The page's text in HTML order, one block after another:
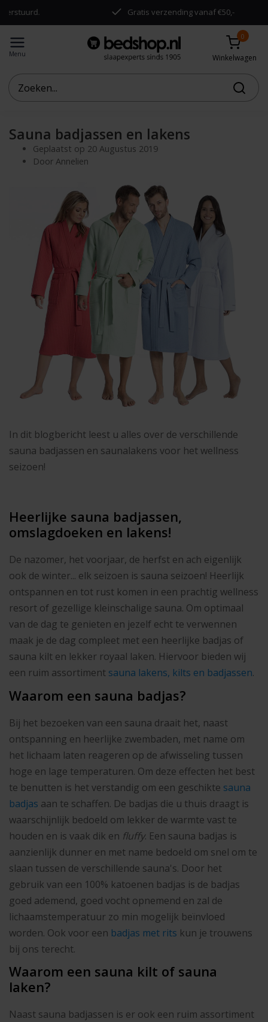
Gratis verzending vanaf €50,-
Menu
0
Winkelwagen
Sauna badjassen en lakens
Geplaatst op 20 Augustus 2019
Door Annelien
In dit blogbericht leest u alles over de verschillende
sauna badjassen en saunalakens voor het wellness
seizoen!
Heerlijke sauna badjassen,
omslagdoeken en lakens!
De nazomer, het voorjaar, de herfst en ach eigenlijk
ook de winter... elk seizoen is sauna seizoen! Heerlijk
ontspannen en tot rust komen in een prachtig wellness
resort of gezellige kleinschalige sauna. Om optimaal
van de dag te genieten en jezelf echt te verwennen
maak je de dag compleet met een heerlijke badjas of
sauna kilt en lekker royaal laken. Hiervoor bieden wij
een ruim assortiment sauna lakens, kilts en badjassen.
Waarom een sauna badjas?
Bij het bezoeken van een sauna draait het, naast
ontspanning en heerlijke zwembaden, met name om
het lichaam laten reageren op de afwisseling tussen
hoge en lage temperaturen. Om deze effecten het best
te benutten is het verstandig om een geschikte sauna
badjas aan te schaffen. De badjas die u thuis draagt is
waarschijnlijk bedoeld om lekker de warmte vast te
houden en is vaak dik en fluffy. Een sauna badjas is
aanzienlijk dunner en met name bedoeld om snel om te
slaan tussen de verschillende sauna's. Door het
gebruik van een 100% katoenen badjas is de badjas
goed ademend, goed vocht opnemend en zal de
lichaamstemperatuur zo min mogelijk beïnvloed
worden. Ook voor een badjas met rits kun je trouwens
bij ons terecht.
Waarom een sauna kilt of sauna
laken?
Naast sauna badjassen is er ook een ruim assortiment